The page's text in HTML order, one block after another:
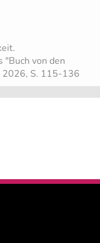
"Buch von den
2026, S. 115-136